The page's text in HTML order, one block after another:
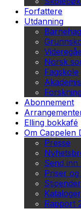
Forfattere
Utdanning
Norsk
Fagskole
Forskning
Abonnement
Elling bokkafé
Om Cappelen
Presse
Send inn
Priser
Kataloger
Rapport